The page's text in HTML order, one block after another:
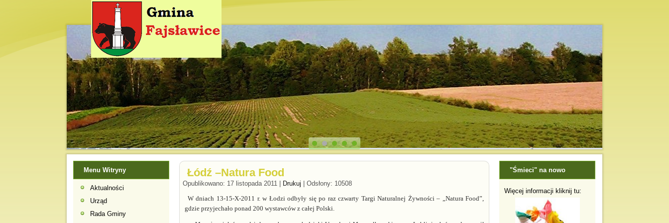
Menu Witryny
Aktualności
Urząd
Rada Gminy
Łódź –Natura Food
Opublikowano: 17 listopada 2011 Drukuj |Odsłony: 10508
W dniach 13-15-X-2011 r. w Łodzi odbyły się po raz czwarty Targi Naturalnej Żywności – „Natura Food”,
gdzie przyjechało ponad 200 wystawców z całej Polski.
"Śmieci" na nowo
Więcej informacji kliknij tu: